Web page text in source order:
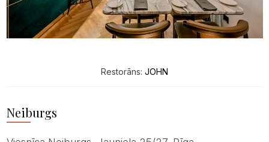
Restorāns: JOHN
Neiburgs